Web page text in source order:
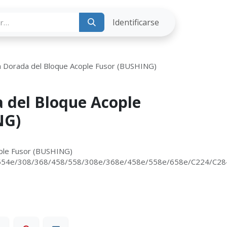
Identificarse
Dorada del Bloque Acople Fusor (BUSHING)
del Bloque Acople
Fusor (BUSHING)
308/368/458/558/308e/368e/458e/558e/658e/C224/